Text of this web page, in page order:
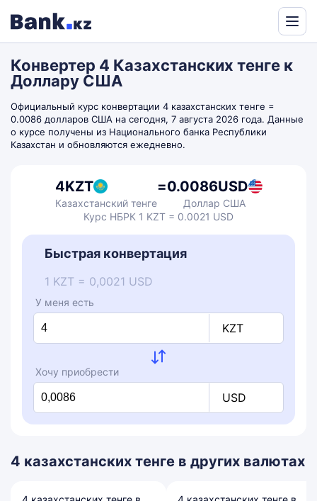
by
Translate
Конвертер 4 Казахстанских тенге к
Доллару США
Официальный курс конвертации 4 казахстанских тенге =
0.0086 долларов США на сегодня, 7 августа 2026 года. Данные
о курсе получены из Национального банка Республики
Казахстан и обновляются ежедневно.
4KZT
Казахстанский тенге
=0.0086USD
Доллар США
Курс НБРК 1 KZT = 0.0021 USD
Быстрая конвертация
1 KZT = 0,0021 USD
У меня есть
KZT
Хочу приобрести
USD
4 казахстанских тенге в других валютах